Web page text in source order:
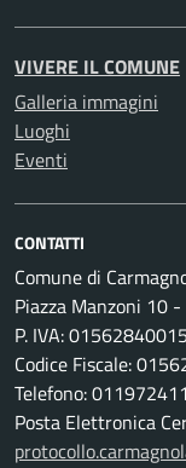
VIVERE IL COMUNE
Galleria immagini
Luoghi
Eventi
CONTATTI
Comune di
Piazza Manzoni 10
P. IVA: 01562840015
Codice Fiscale:
Telefono:
Posta Elettronica